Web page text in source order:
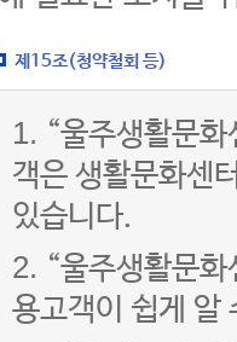
제15조(청약철회 등)
1. “울주생활문
객은 생활문화센
있습니다.
2. “울주생활문
용고객이 쉽게 알